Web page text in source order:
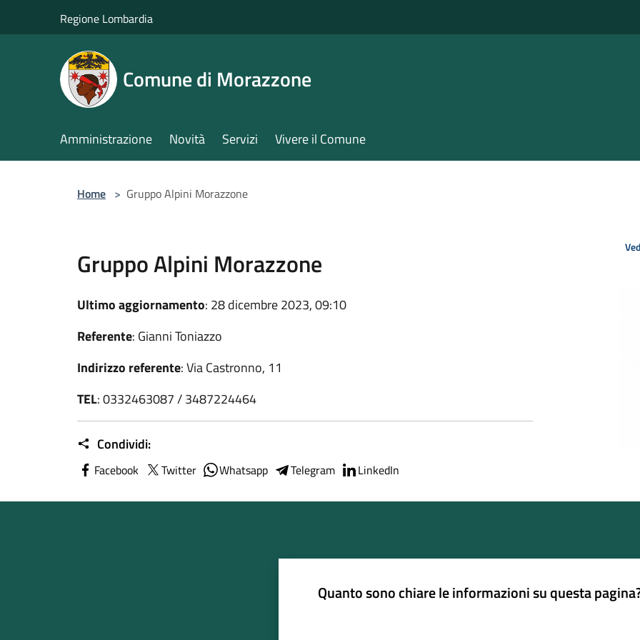
Regione Lombardia
Comune di Morazzone
Amministrazione Novità Servizi Vivere il Comune
Home > Gruppo Alpini Morazzone
Gruppo Alpini Morazzone
Ultimo aggiornamento: 28 dicembre 2023, 09:10
Referente: Gianni Toniazzo
Indirizzo referente: Via Castronno, 11
TEL: 0332463087 / 3487224464
Condividi:
Facebook Twitter Whatsapp Telegram LinkedIn
Quanto sono chiare le informazioni su questa